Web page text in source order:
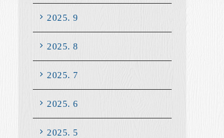
2025. 9
2025. 8
2025. 7
2025. 6
2025. 5